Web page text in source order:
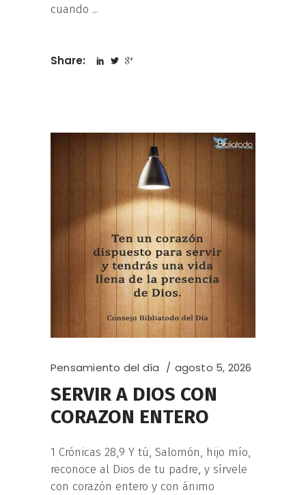
cuando
Share:
Pensamiento del día agosto 5, 2026
SERVIR A DIOS CON
CORAZON ENTERO
1 Crónicas 28,9 Y tú, Salomón, hijo mío,
reconoce al Dios de tu padre, y sírvele
con corazón entero y con ánimo